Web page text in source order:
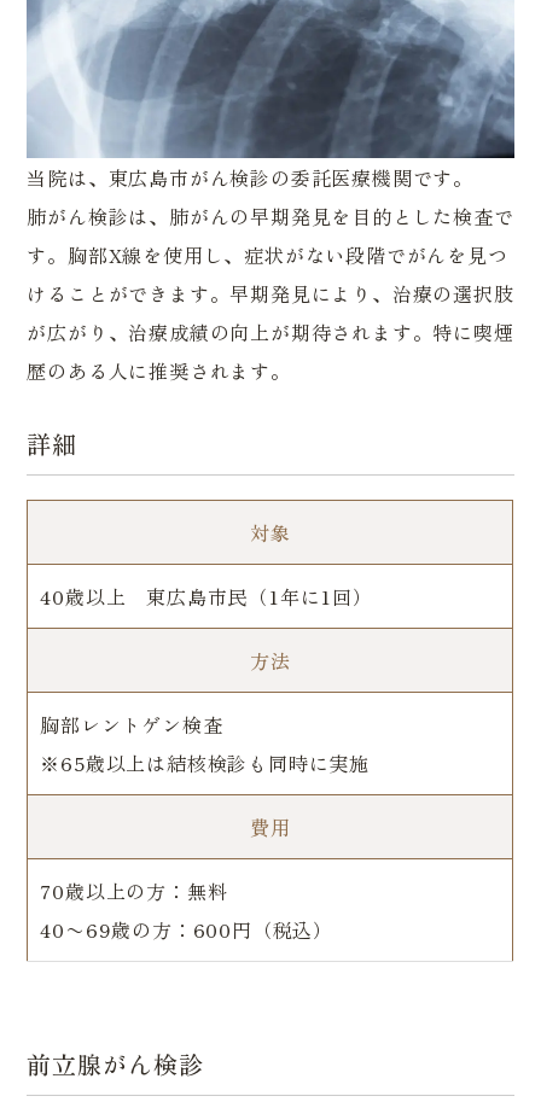
当院は、東広島市がん検診の委託医療機関です。
肺がん検診は、肺がんの早期発見を目的とした検査で
す。胸部X線を使用し、症状がない段階でがんを見つ
けることができます。早期発見により、治療の選択肢
が広がり、治療成績の向上が期待されます。特に喫煙
歴のある人に推奨されます。
詳細
対象
40歳以上 東広島市民（1年に1回）
方法
胸部レントゲン検査
※65歳以上は結核検診も同時に実施
費用
70歳以上の方：無料
40〜69歳の方：600円（税込）
前立腺がん検診